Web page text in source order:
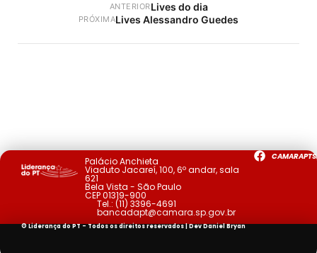
ANTERIORLives do dia
PRÓXIMALives Alessandro Guedes
Palácio Anchieta
Viaduto Jacareí, 100, 6º andar, sala
621
Bela Vista - São Paulo
CEP 01319-900
Tel.: (11) 3396-4691
bancadapt@camara.sp.gov.br
© Liderança do PT - Todos os direitos reservados | DevDaniel Bryan